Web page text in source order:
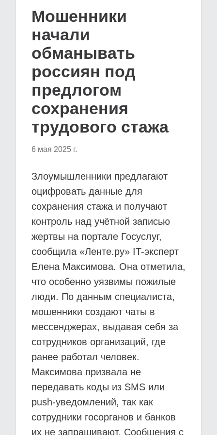
Мошенники
начали
обманывать
россиян под
предлогом
сохранения
трудового стажа
6 мая 2025 г.
Злоумышленники предлагают
оцифровать данные для
сохранения стажа и получают
контроль над учётной записью
жертвы на портале Госуслуг,
сообщила «Ленте.ру» IT-эксперт
Елена Максимова. Она отметила,
что особенно уязвимы пожилые
люди. По данным специалиста,
мошенники создают чаты в
мессенджерах, выдавая себя за
сотрудников организаций, где
ранее работал человек.
Максимова призвала не
передавать коды из SMS или
push-уведомлений, так как
сотрудники госорганов и банков
их не запрашивают. Сообщения с